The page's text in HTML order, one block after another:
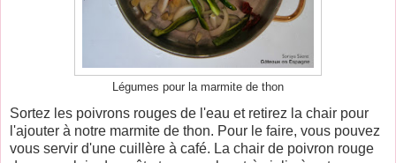
Légumes pour la marmite de thon
Sortez les poivrons rouges de l'eau et retirez la chair pour
l'ajouter à notre marmite de thon. Pour le faire, vous pouvez
vous servir d'une cuillère à café. La chair de poivron rouge